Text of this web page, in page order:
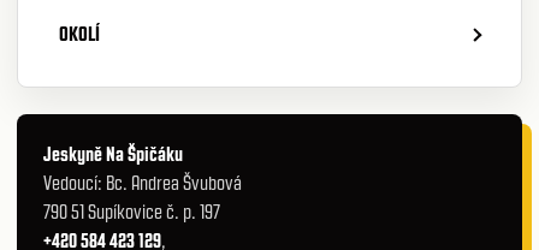
OKOLÍ
Jeskyně Na Špičáku
Vedoucí: Bc. Andrea Švubová
790 51 Supíkovice č. p. 197
+420 584 423 129,